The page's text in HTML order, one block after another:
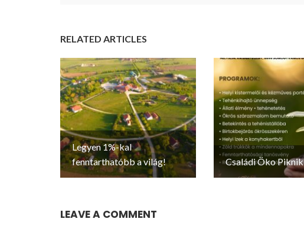
RELATED ARTICLES
Legyen 1%-kal
fenntarthatóbb a világ!
Családi Öko Piknik
LEAVE A COMMENT